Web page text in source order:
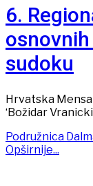
6.
sudoku
Hrvatska
‘Božidar
Podružnica
Opširnije...